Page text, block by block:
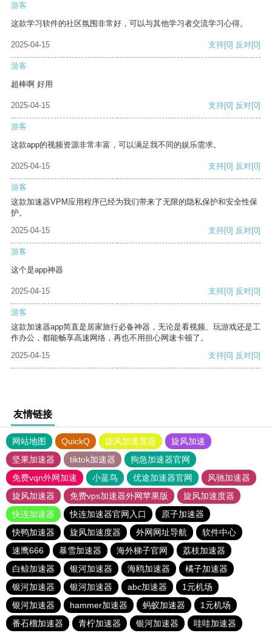
游客
这款学习软件的社区氛围非常好，可以与其他学习者交流学习心得。
2025-04-15 支持[0] 反对[0]
游客
超棒啊 好用
2025-04-15 支持[0] 反对[0]
游客
这款app的视频资源非常丰富，可以满足我不同的娱乐需求。
2025-04-15 支持[0] 反对[0]
游客
这款加速器VPM应用程序已经为我们带来了无限的隐私保护和安全性保
护。
2025-04-15
支持[0] 反对[0]
游客
这个是app神器
2025-04-15 支持[0] 反对[0]
游客
这款加速器app简直是居家旅行必备神器，无论是看视频、玩游戏还是工
作办公，都能畅享高速网络，再也不用担心网速卡顿了。
2025-04-15
支持[0] 反对[0]
友情链接
网站地图 QuickQ 旋风加速度器
旋风加速
坚果加速器
tiktok加速器
狗急加速器官网
免费vqn外网加速
小蓝鸟 优途加速器官网
风驰加速器
旋风加速器
免费vps加速器外网苹果版
旋风加速度器
快连加速器
快连加速器官网入口
原子加速器
快鸭加速器
旋风加速度器 外网网址导航
软件中心
速鹰666
暴雪加速器 海外梯子官网
荔枝加速器
白鲸加速器
银河加速器 海鸥加速器
橘子加速器
银河加速器
银河加速器 abc加速器
1元机场
银河加速器
hammer加速器 蚂蚁加速器
1元机场
番石榴加速器
青柠加速器 银河加速器 哇哇加速器